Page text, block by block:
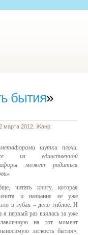
бытия»
марта 2012. Жанр:
шутки плохи.
из единственной
может родиться
читать книгу, которая
и название ее уже
в зубах – дело гиблое. И
я первый раз взялась за уже
на тот момент
легкость бытия»,